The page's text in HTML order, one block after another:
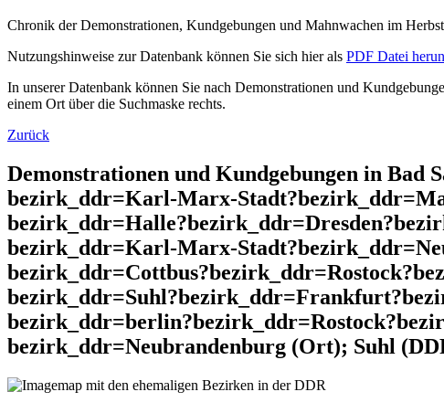
Chronik der Demonstrationen, Kundgebungen und Mahnwachen im
Nutzungshinweise zur Datenbank können Sie sich hier als PDF Datei
In unserer Datenbank können Sie nach Demonstrationen und
einem Ort über die Suchmaske rechts.
Zurück
Demonstrationen und Kundgebungen in Bad
bezirk_ddr=Karl-Marx-
bezirk_ddr=Karl-Marx-
bezirk_ddr=Neubrandenburg (Ort); Suhl